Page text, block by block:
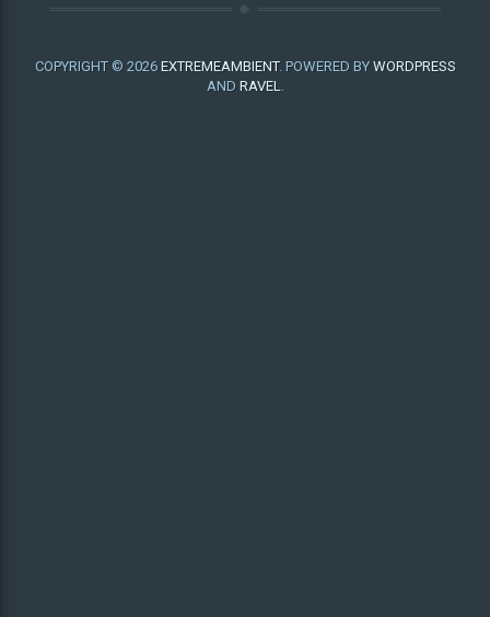
COPYRIGHT © 2026 EXTREMEAMBIENT. POWERED BY WORDPRESS
AND RAVEL.